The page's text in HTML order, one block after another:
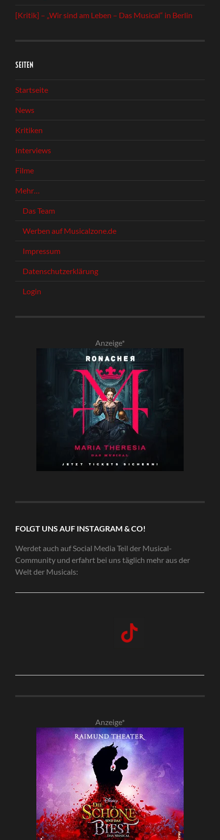
[Kritik] – „Wir sind am Leben – Das Musical“ in Berlin
SEITEN
Startseite
News
Kritiken
Interviews
Filme
Mehr…
Das Team
Werben auf Musicalzone.de
Impressum
Datenschutzerklärung
Login
Anzeige*
FOLGT UNS AUF INSTAGRAM & CO!
Werdet auch auf Social Media Teil der Musical-
Community und erfahrt bei uns täglich mehr aus der
Welt der Musicals:
Anzeige*